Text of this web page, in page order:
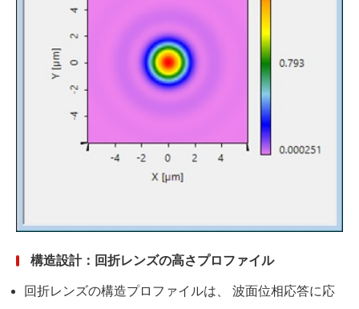
構造設計：回折レンズの高さプロファイル
回折レンズの構造プロファイルは、 波面位相応答に応